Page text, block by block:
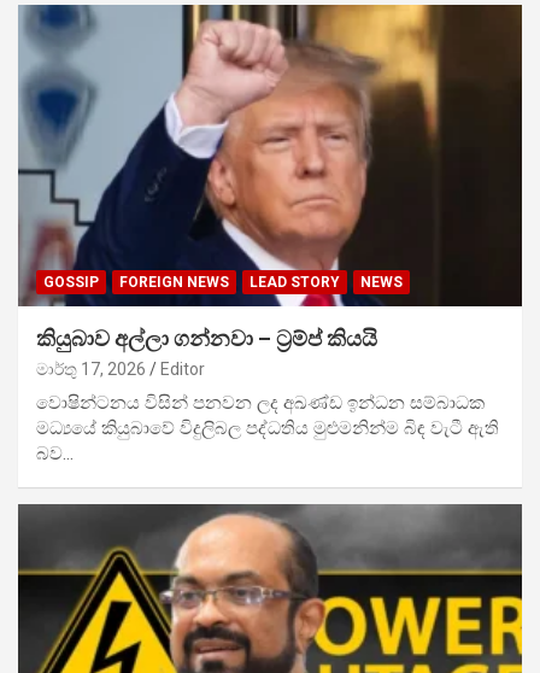
GOSSIP FOREIGN NEWS LEAD STORY NEWS
කියුබාව අල්ලා ගන්නවා – ට්‍රම්ප් කියයි
මාර්තු 17, 2026 Editor
වොෂින්ටනය විසින් පනවන ලද අඛණ්ඩ ඉන්ධන සම්බාධක
මධ්‍යයේ කියුබාවේ විදුලිබල පද්ධතිය මුළුමනින්ම බිඳ වැටී ඇති
බව…